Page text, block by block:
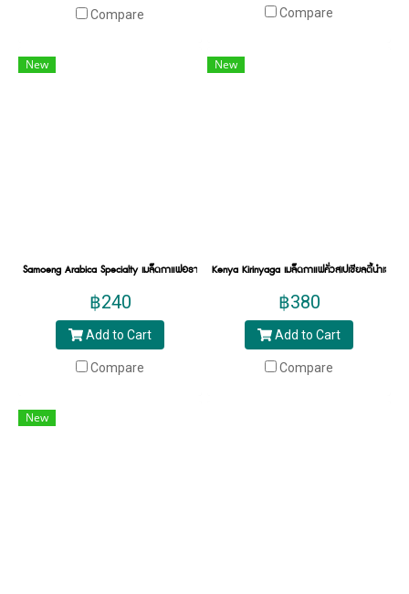
ออกมาจำนวนมากไม่ได้คุณภาพ ทำให้เหล่าคอ
กาแฟขึ้นมา เพื่อทำ การทดสอบการผลิตกาแฟ
ที่เรียกว่า SCAA เพื่อเป็นผู้ทดสอบให้คะแนนกาแฟ
นั้น ๆ ในประเทศไทยเองก็มีสมาคมกาแฟพิเศษไทย
SCATH เข้ามามีส่วนร่วมในการคัดสรร สร้าง
คุณภาพให้กาแฟไทยในแต่ละกระบวนการ เพื่อ
พัฒนาตลาดกาแฟ และเมล็ดกาแฟไทยให้ได้
กาแฟพิเศษต่างจากกาแฟทั่วไปอย่างไร?
Compare Compare
New
Samoeng Arabica Specialty เมล็ดกาแฟอราบิก้าสเปเชียลตี้ สะเมิง
฿240
Add to Cart
Compare
New
Kenya Kirinyaga เมล็ดกาแฟคั่วสเปเชียลตี้นำเข้า จ
฿380
Add to Cart
Compare
New